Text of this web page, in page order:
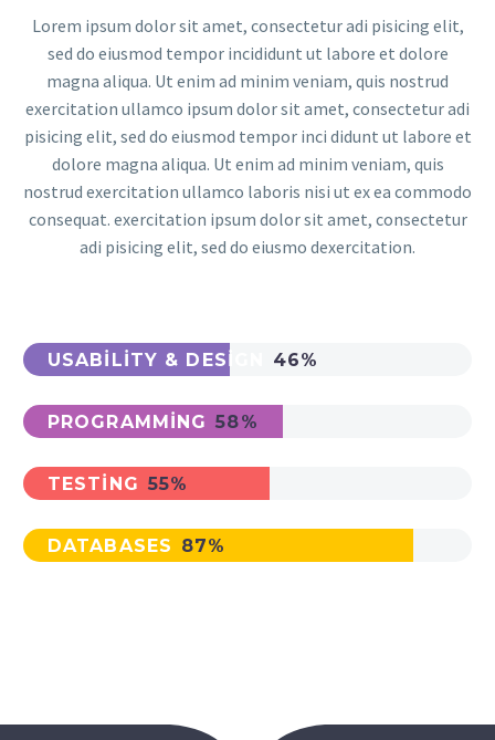
Lorem ipsum dolor sit amet, consectetur adi pisicing elit,
sed do eiusmod tempor incididunt ut labore et dolore
magna aliqua. Ut enim ad minim veniam, quis nostrud
exercitation ullamco ipsum dolor sit amet, consectetur adi
pisicing elit, sed do eiusmod tempor inci didunt ut labore et
dolore magna aliqua. Ut enim ad minim veniam, quis
nostrud exercitation ullamco laboris nisi ut ex ea commodo
consequat. exercitation ipsum dolor sit amet, consectetur
adi pisicing elit, sed do eiusmo dexercitation.
USABILITY & DESIGN 46%
PROGRAMMING 58%
TESTING 55%
DATABASES 87%